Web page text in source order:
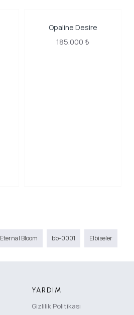
Opaline Desire
185.000 ₺
Eternal Bloom bb-0001 Elbiseler
YARDIM
Gizlilik Politikası